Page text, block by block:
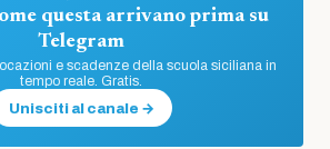
questa arrivano prima su
Telegram
e scadenze della scuola siciliana in
tempo reale. Gratis.
Unisciti al canale →